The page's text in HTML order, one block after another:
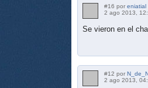
#16 por eniatial
2 ago 2013,
Se vieron en el
#12 por
2 ago 2013,